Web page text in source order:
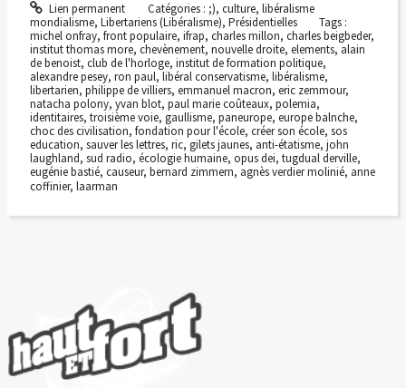
Lien permanent Catégories : ;), culture, libéralisme
mondialisme, Libertariens (Libéralisme), Présidentielles
Tags :
michel onfray, front populaire, ifrap, charles millon, charles beigbeder,
institut thomas more, chevènement, nouvelle droite, elements, alain
de benoist, club de l'horloge, institut de formation politique,
alexandre pesey, ron paul, libéral conservatisme, libéralisme,
libertarien, philippe de villiers, emmanuel macron, eric zemmour,
natacha polony, yvan blot, paul marie coûteaux, polemia,
identitaires, troisième voie, gaullisme, paneurope, europe balnche,
choc des civilisation, fondation pour l'école, créer son école, sos
education, sauver les lettres, ric, gilets jaunes, anti-étatisme, john
laughland, sud radio, écologie humaine, opus dei, tugdual derville,
eugénie bastié, causeur, bernard zimmern, agnès verdier molinié, anne
coffinier, laarman